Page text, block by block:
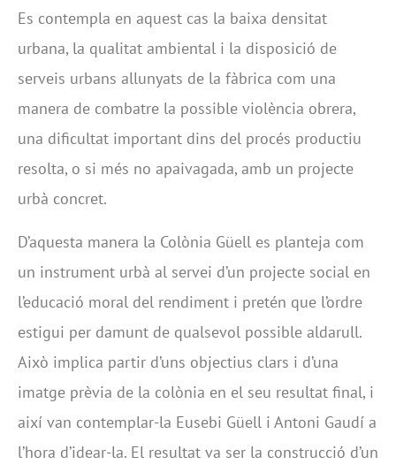
Es contempla en aquest cas la baixa densitat
urbana, la qualitat ambiental i la disposició de
serveis urbans allunyats de la fàbrica com una
manera de combatre la possible violència obrera,
una dificultat important dins del procés productiu
resolta, o si més no apaivagada, amb un projecte
urbà concret.
D’aquesta manera la Colònia Güell es planteja com
un instrument urbà al servei d’un projecte social en
l’educació moral del rendiment i pretén que l’ordre
estigui per damunt de qualsevol possible aldarull.
Això implica partir d’uns objectius clars i d’una
imatge prèvia de la colònia en el seu resultat final, i
així van contemplar-la Eusebi Güell i Antoni Gaudí a
l’hora d’idear-la. El resultat va ser la construcció d’un